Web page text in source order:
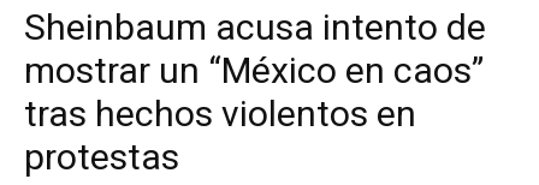
Sheinbaum acusa intento de
mostrar un “México en caos”
tras hechos violentos en
protestas